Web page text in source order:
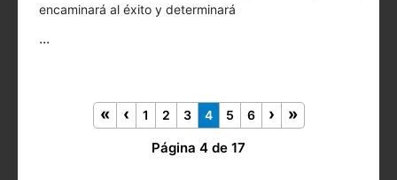
encaminará al éxito y determinará
...
Página 4 de 17
1 2 3 4 5 6